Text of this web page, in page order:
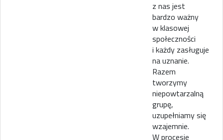
z nas jest
bardzo ważny
w klasowej
społeczności
i każdy zasługuje
na uznanie.
Razem
tworzymy
niepowtarzalną
grupę,
uzupełniamy się
wzajemnie.
W procesie